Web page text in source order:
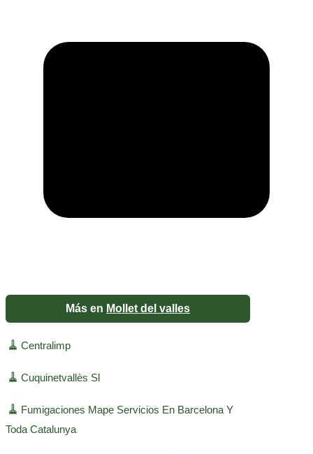
Más en Mollet del valles
🧹 Centralimp
🧹 Cuquinetvallès Sl
🧹 Fumigaciones Mape Servicios En Barcelona Y
Toda Catalunya